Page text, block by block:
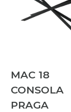
MAC 18
CONSOLA
PRAGA